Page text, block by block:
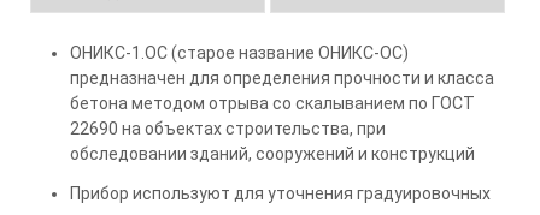
ОНИКС-1.ОС (старое название ОНИКС-ОС)
предназначен для определения прочности и класса
бетона методом отрыва со скалыванием по ГОСТ
22690 на объектах строительства, при
обследовании зданий, сооружений и конструкций
Прибор используют для уточнения градуировочных